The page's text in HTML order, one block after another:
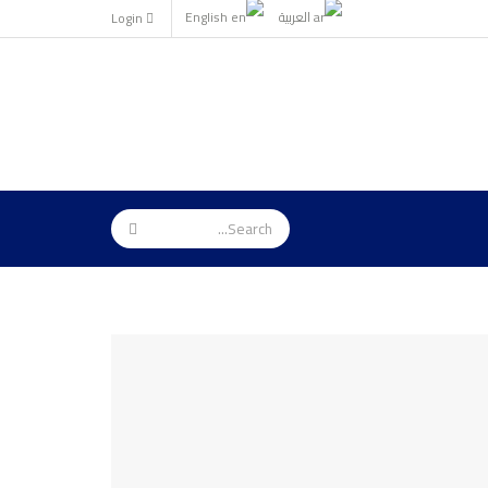
English العربية